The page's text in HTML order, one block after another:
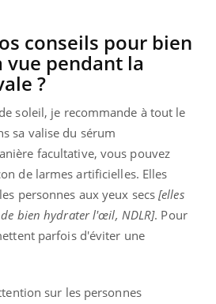
conseils pour bien
pendant la
?
soleil, je recommande à tout le
sa valise du sérum
facultative, vous pouvez
de larmes artificielles. Elles
personnes aux yeux secs[elles
bien hydrater l'œil, NDLR]. Pour
parfois d'éviter une
sur les personnes